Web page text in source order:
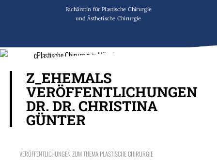
Fachärztin für Plastische Chirurgie
und Ästhetische Chirurgie
Z_EHEMALS
VERÖFFENTLICHUNGEN
DR. DR. CHRISTINA
GÜNTER
VERÖFFENTLICHUNGEN ZUM THEMA PLASTISCHE CHIRURGIE